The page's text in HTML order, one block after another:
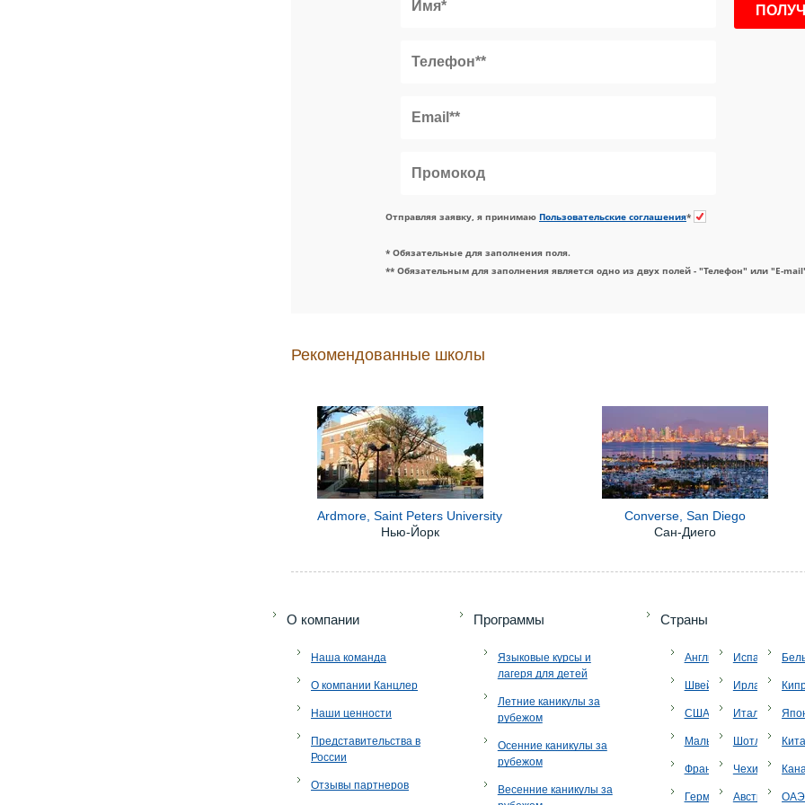
Отправляя заявку, я принимаю Пользовательские соглашения*
* Обязательные для заполнения поля.
** Обязательным для заполнения является одно из двух полей - "Телефон" или "E-
Рекомендованные школы
Ardmore, Saint Peters University
Нью-Йорк
Converse, San Diego
Сан-Диего
+7
O компании
Наша команда
О компании Канцлер
Наши ценности
Представительства в
России
Отзывы партнеров
Программы
Языковые курсы и
лагеря для детей
Летние каникулы за
рубежом
Осенние каникулы за
рубежом
Весенние каникулы за
Страны
Англия
Швейцария
США
Мальта
Франция
Германия
Испания
Ирландия
Италия
Шотландия
Чехия
Австрия ОАЭ